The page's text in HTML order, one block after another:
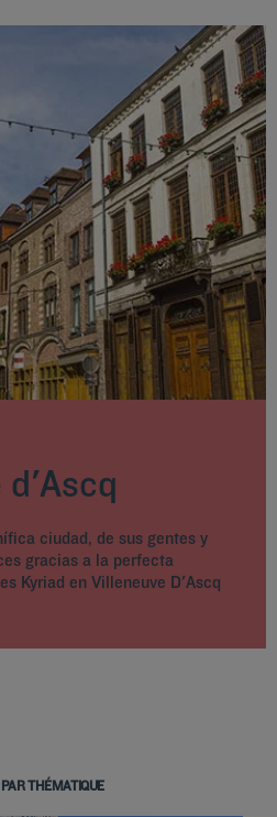
d'Ascq
ciudad, de sus gentes y
gracias a la perfecta
Kyriad en Villeneuve D'Ascq
THÉMATIQUE